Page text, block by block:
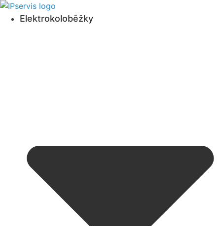
Přejít
Elektrokoloběžky